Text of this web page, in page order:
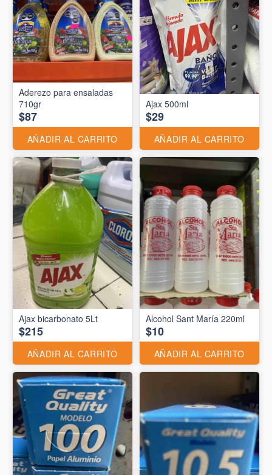
Aderezo para ensaladas
710gr
$87
AÑADIR AL CARRITO
Ajax 500ml
$29
AÑADIR AL CARRITO
Ajax bicarbonato 5Lt
$215
AÑADIR AL CARRITO
Alcohol Sant María 220ml
$10
AÑADIR AL CARRITO